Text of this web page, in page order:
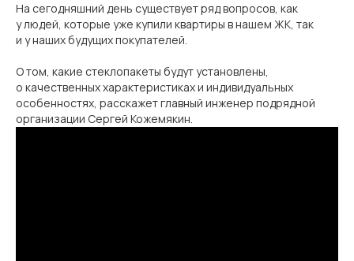
На сегодняшний день существует ряд вопросов, как
у людей, которые уже купили квартиры в нашем ЖК, так
и у наших будущих покупателей.
О том, какие стеклопакеты будут установлены,
о качественных характеристиках и индивидуальных
особенностях, расскажет главный инженер подрядной
организации Сергей Кожемякин.